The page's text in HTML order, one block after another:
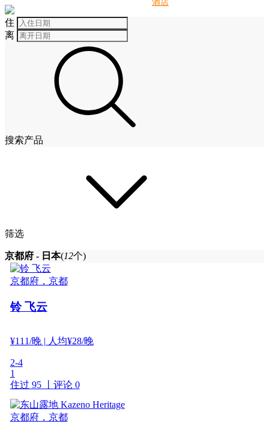
住
离
搜索产品
筛选
京都府 - 日本(12个)
京都府，京都
铃 飞云
¥111/晚| 人均¥28/晚
2-4
1
住过 95 丨 评论 0
京都府，京都